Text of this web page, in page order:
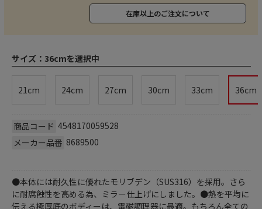
在庫以上のご注文について
サイズ： 36cmを選択中
21cm 24cm 27cm 30cm 33cm 36cm
商品コード 4548170059528
メーカー品番 8689500
●本体には耐久性に優れたモリブデン（SUS316）を採用。さら
に耐腐蝕性を高める為、ミラー仕上げにしました。●熱を平均に
伝える極厚底のボディーは、電磁調理器に最適。もちろん全ての